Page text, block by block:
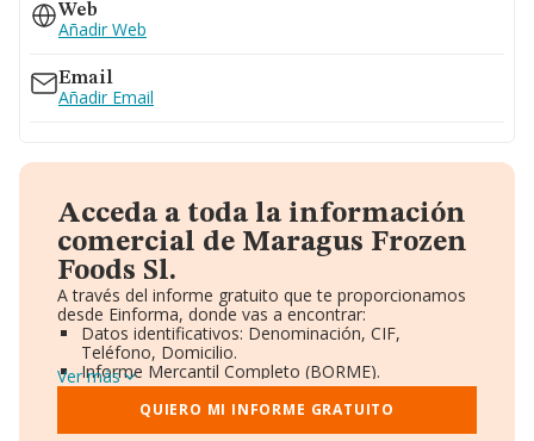
Web
Añadir Web
Email
Añadir Email
Acceda a toda la información
comercial de Maragus Frozen
Foods Sl.
A través del informe gratuito que te proporcionamos
desde Einforma, donde vas a encontrar:
Datos identificativos: Denominación, CIF,
Teléfono, Domicilio.
Informe Mercantil Completo (BORME).
Gráficos de Evolución Ventas y Empleados.
Consejo de Administración y Administradores.
Directivos y Ejecutivos.
Ver más
QUIERO MI INFORME GRATUITO